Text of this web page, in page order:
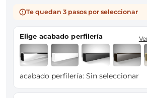
Te quedan 3 pasos por seleccionar
Elige acabado perfilería
acabado perfilería: Sin seleccionar